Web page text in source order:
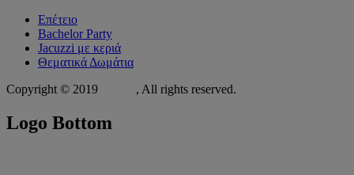
Επέτειο
Bachelor Party
Jacuzzi με κεριά
Θεματικά Δωμάτια
Copyright © 2019
, All rights reserved.
Logo Bottom